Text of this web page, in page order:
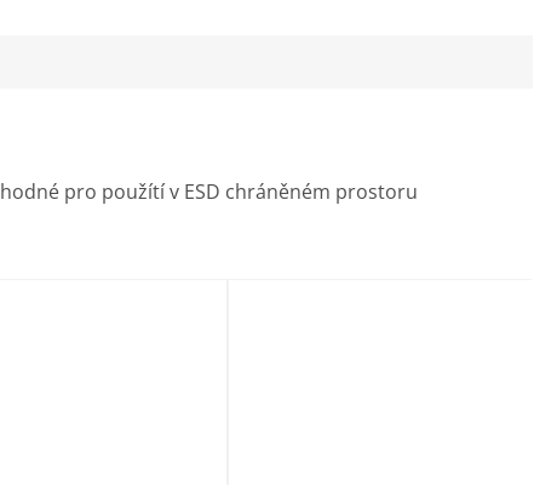
pro použítí v ESD chráněném prostoru